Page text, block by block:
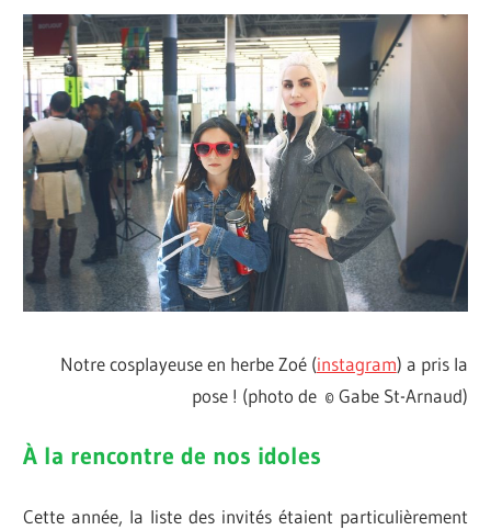
Notre cosplayeuse en herbe Zoé (instagram) a pris la
pose ! (photo de © Gabe St-Arnaud)
À la rencontre de nos idoles
Cette année, la liste des invités étaient particulièrement